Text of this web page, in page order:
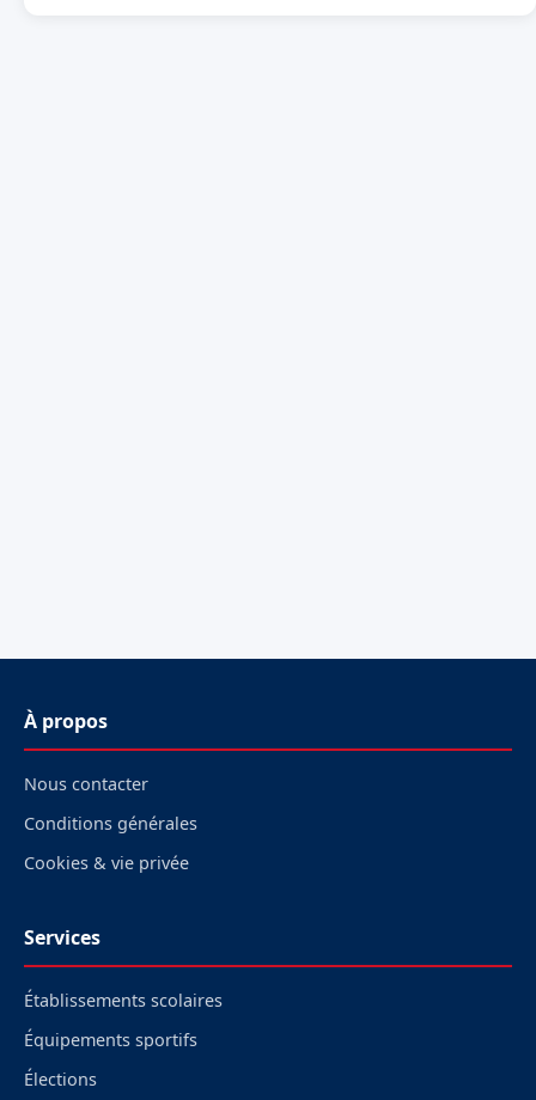
À propos
Nous contacter
Conditions générales
Cookies & vie privée
Services
Établissements scolaires
Équipements sportifs
Élections